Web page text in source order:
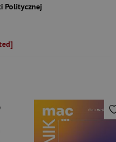
Politycznej